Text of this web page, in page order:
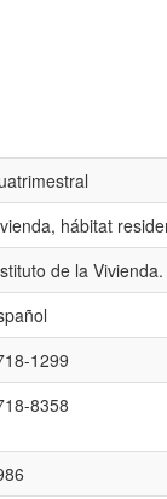
hábitat
de la
1299
8358